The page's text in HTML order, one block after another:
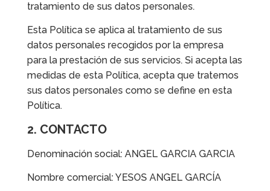
tratamiento de sus datos personales.
Esta Política se aplica al tratamiento de sus
datos personales recogidos por la empresa
para la prestación de sus servicios. Si acepta las
medidas de esta Política, acepta que tratemos
sus datos personales como se define en esta
Política.
2. CONTACTO
Denominación social: ANGEL GARCIA GARCIA
Nombre comercial: YESOS ANGEL GARCÍA